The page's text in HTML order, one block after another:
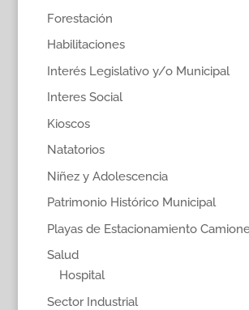
Forestación
Habilitaciones
Interés Legislativo y/o Municipal
Interes Social
Kioscos
Natatorios
Niñez y Adolescencia
Patrimonio Histórico Municipal
Playas de Estacionamiento
Salud
Hospital
Sector Industrial